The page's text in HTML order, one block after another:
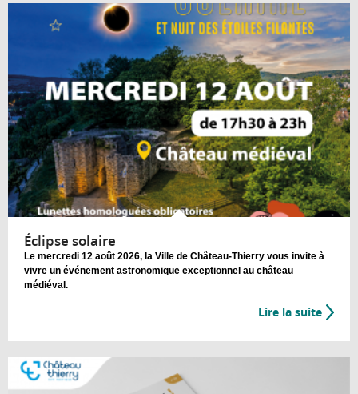
Éclipse solaire
Le mercredi 12 août 2026, la Ville de Château-Thierry vous invite à
vivre un événement astronomique exceptionnel au château
médiéval.
Lire la suite